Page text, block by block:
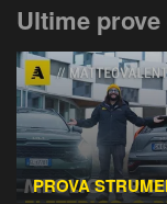
Ultime
PROVA